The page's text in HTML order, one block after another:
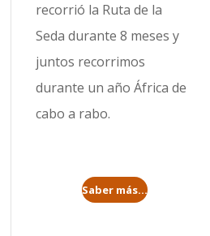
recorrió la Ruta de la
Seda durante 8 meses y
juntos recorrimos
durante un añoÁfrica de
cabo a rabo.
Saber más...